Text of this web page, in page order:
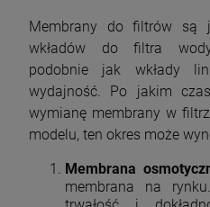
Membrany do filtrów są
wkładów do filtra
podobnie jak wkłady
wydajność. Po jakim
wymianę membrany w
modelu, ten okres może
Membrana
membrana na